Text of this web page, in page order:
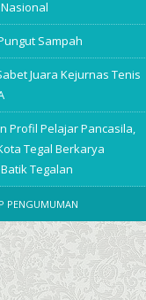
Sampah
Juara Kejurnas Tenis
Profil Pelajar Pancasila,
Tegal Berkarya
Tegalan
PENGUMUMAN